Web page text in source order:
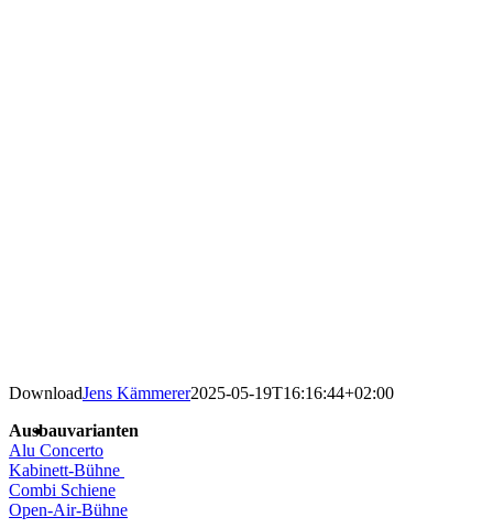
DownloadJens Kämmerer2025-05-19T16:16:44+02:00
Ausbauvarianten
Alu Concerto
Kabinett-Bühne
Combi Schiene
Open-Air-Bühne